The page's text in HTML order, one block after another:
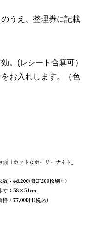
うえ、整理券に記載
。(レシート合算可）
お入れします。（色